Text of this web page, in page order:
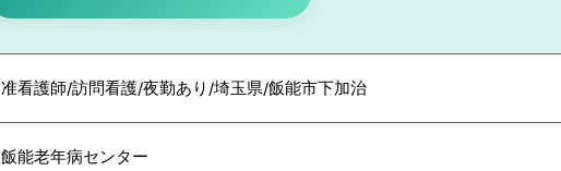
准看護師/訪問看護/夜勤あり/埼玉県/飯能市下加治
飯能老年病センター